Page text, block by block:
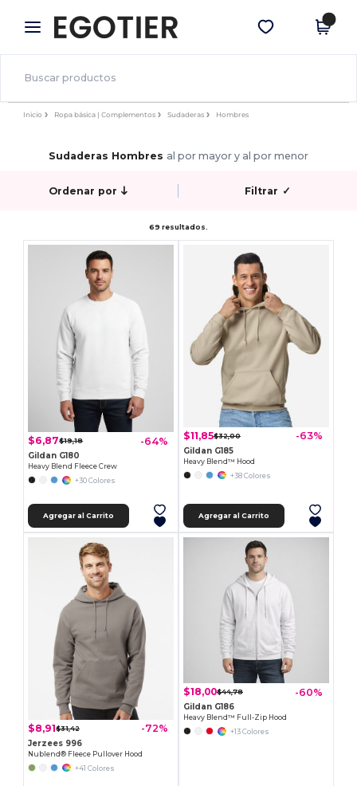
× App de Egotier
¡Mejores precios en app!
Descargar app
Inicio Ropa básica | Complementos Sudaderas Hombres
Sudaderas Hombres al por mayor y al por menor
Ordenar por Filtrar ✓
69 resultados.
$6,87$19,18 -64%
Gildan G180
Heavy Blend Fleece Crew
+30 Colores
Agregar al Carrito
$11,85$32,00 -63%
Gildan G185
Heavy Blend™ Hood
+38 Colores
Agregar al Carrito
$8,91$31,42 -72%
Jerzees 996
Nublend® Fleece Pullover Hood
+41 Colores
$18,00$44,78 -60%
Gildan G186
Heavy Blend™ Full-Zip Hood
+13 Colores